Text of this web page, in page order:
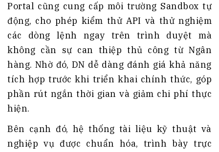
Portal cũng cung cấp môi trường Sandbox tự
động, cho phép kiểm thử API và thử nghiệm
các dòng lệnh ngay trên trình duyệt mà
không cần sự can thiệp thủ công từ Ngân
hàng. Nhờ đó, DN dễ dàng đánh giá khả năng
tích hợp trước khi triển khai chính thức, góp
phần rút ngắn thời gian và giảm chi phí thực
hiện.
Bên cạnh đó, hệ thống tài liệu kỹ thuật và
nghiệp vụ được chuẩn hóa, trình bày trực